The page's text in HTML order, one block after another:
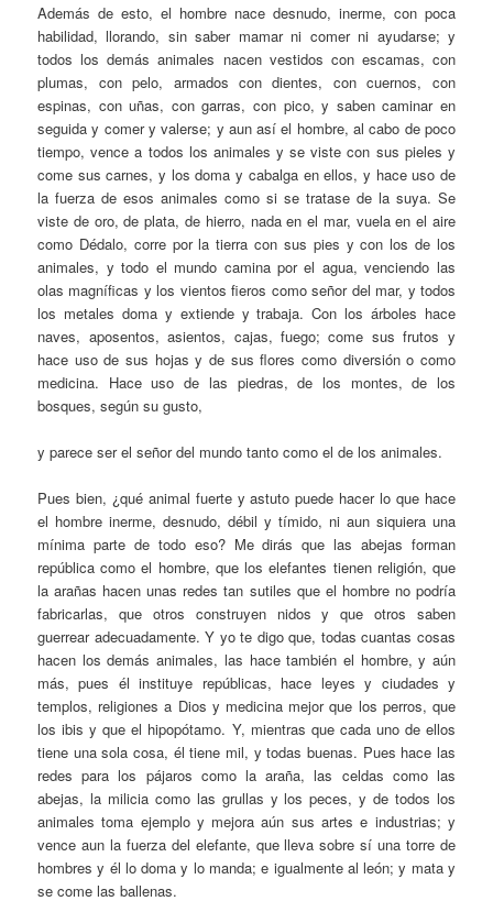
Además de esto, el hombre nace desnudo, inerme, con poca
habilidad, llorando, sin saber mamar ni comer ni ayudarse; y
todos los demás animales nacen vestidos con escamas, con
plumas, con pelo, armados con dientes, con cuernos, con
espinas, con uñas, con garras, con pico, y saben caminar en
seguida y comer y valerse; y aun así el hombre, al cabo de poco
tiempo, vence a todos los animales y se viste con sus pieles y
come sus carnes, y los doma y cabalga en ellos, y hace uso de
la fuerza de esos animales como si se tratase de la suya. Se
viste de oro, de plata, de hierro, nada en el mar, vuela en el aire
como Dédalo, corre por la tierra con sus pies y con los de los
animales, y todo el mundo camina por el agua, venciendo las
olas magníficas y los vientos fieros como señor del mar, y todos
los metales doma y extiende y trabaja. Con los árboles hace
naves, aposentos, asientos, cajas, fuego; come sus frutos y
hace uso de sus hojas y de sus flores como diversión o como
medicina. Hace uso de las piedras, de los montes, de los
bosques, según su gusto,
y parece ser el señor del mundo tanto como el de los animales.
Pues bien, ¿qué animal fuerte y astuto puede hacer lo que hace
el hombre inerme, desnudo, débil y tímido, ni aun siquiera una
mínima parte de todo eso? Me dirás que las abejas forman
república como el hombre, que los elefantes tienen religión, que
la arañas hacen unas redes tan sutiles que el hombre no podría
fabricarlas, que otros construyen nidos y que otros saben
guerrear adecuadamente. Y yo te digo que, todas cuantas cosas
hacen los demás animales, las hace también el hombre, y aún
más, pues él instituye repúblicas, hace leyes y ciudades y
templos, religiones a Dios y medicina mejor que los perros, que
los ibis y que el hipopótamo. Y, mientras que cada uno de ellos
tiene una sola cosa, él tiene mil, y todas buenas. Pues hace las
redes para los pájaros como la araña, las celdas como las
abejas, la milicia como las grullas y los peces, y de todos los
animales toma ejemplo y mejora aún sus artes e industrias; y
vence aun la fuerza del elefante, que lleva sobre sí una torre de
hombres y él lo doma y lo manda; e igualmente al león; y mata y
se come las ballenas.